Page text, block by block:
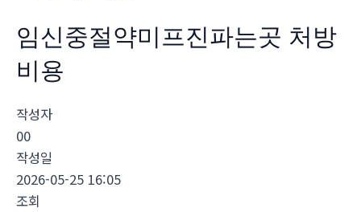
임신중절약미프진파는곳 처방
비용
작성자
00
작성일
2026-05-25 16:05
조회